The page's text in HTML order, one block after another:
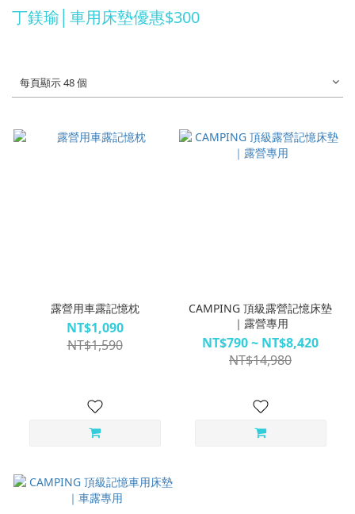
丁鎂瑜│車用床墊優惠$300
每頁顯示 48 個
露營用車露記憶枕
NT$1,090
NT$1,590
CAMPING 頂級露營記憶床墊
｜露營專用
NT$790 ~ NT$8,420
NT$14,980